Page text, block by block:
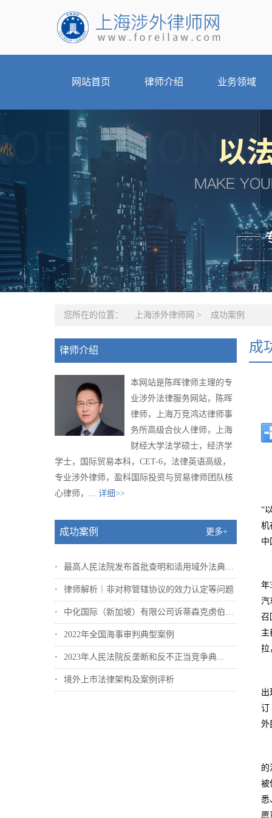
网站首页 律师介绍 业务领域
您所在的位置： 上海涉外律师网 > 成功案例
律师介绍
本网站是陈晖律师主理的专
业涉外法律服务网站，陈晖
律师，上海万竞鸿达律师事
务所高级合伙人律师，上海
财经大学法学硕士，经济学
学士，国际贸易本科，CET-6，法律英语高级，
专业涉外律师，盈科国际投资与贸易律师团队核
心律师，... 详细>>
成功案例 更多+
最高人民法院发布首批查明和适用域外法典型...
律师解析｜非对称管辖协议的效力认定等问题
中化国际（新加坡）有限公司诉蒂森克虏伯冶...
2022年全国海事审判典型案例
2023年人民法院反垄断和反不正当竞争典...
境外上市法律架构及案例评析
成
“
机
中
年
汽
召
主
拉
出
订
外
的
被
悉
愿